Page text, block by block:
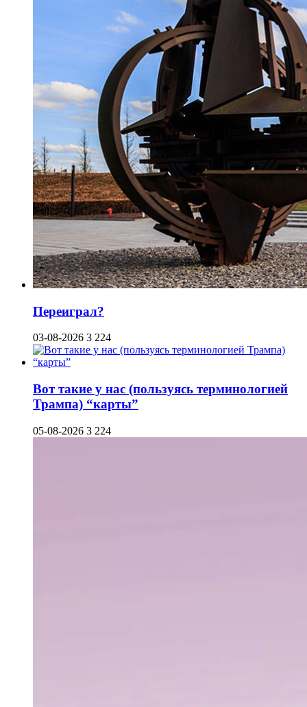
Переиграл?
03-08-2026 3 224
Вот такие у нас (пользуясь терминологией
Трампа) “карты”
05-08-2026 3 224